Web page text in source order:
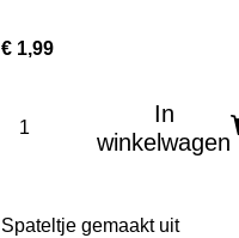
€ 1,99
In
winkelwagen
Spateltje gemaakt uit